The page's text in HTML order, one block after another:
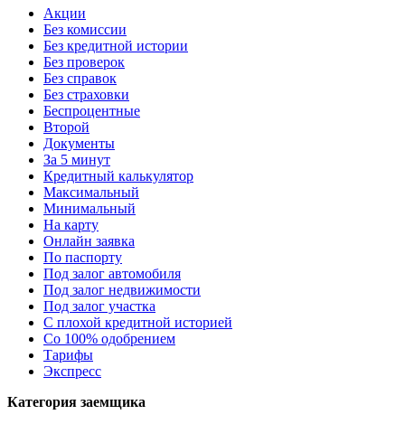
Акции
Без комиссии
Без кредитной истории
Без проверок
Без справок
Без страховки
Беспроцентные
Второй
Документы
За 5 минут
Кредитный калькулятор
Максимальный
Минимальный
На карту
Онлайн заявка
По паспорту
Под залог автомобиля
Под залог недвижимости
Под залог участка
С плохой кредитной историей
Со 100% одобрением
Тарифы
Экспресс
Категория заемщика